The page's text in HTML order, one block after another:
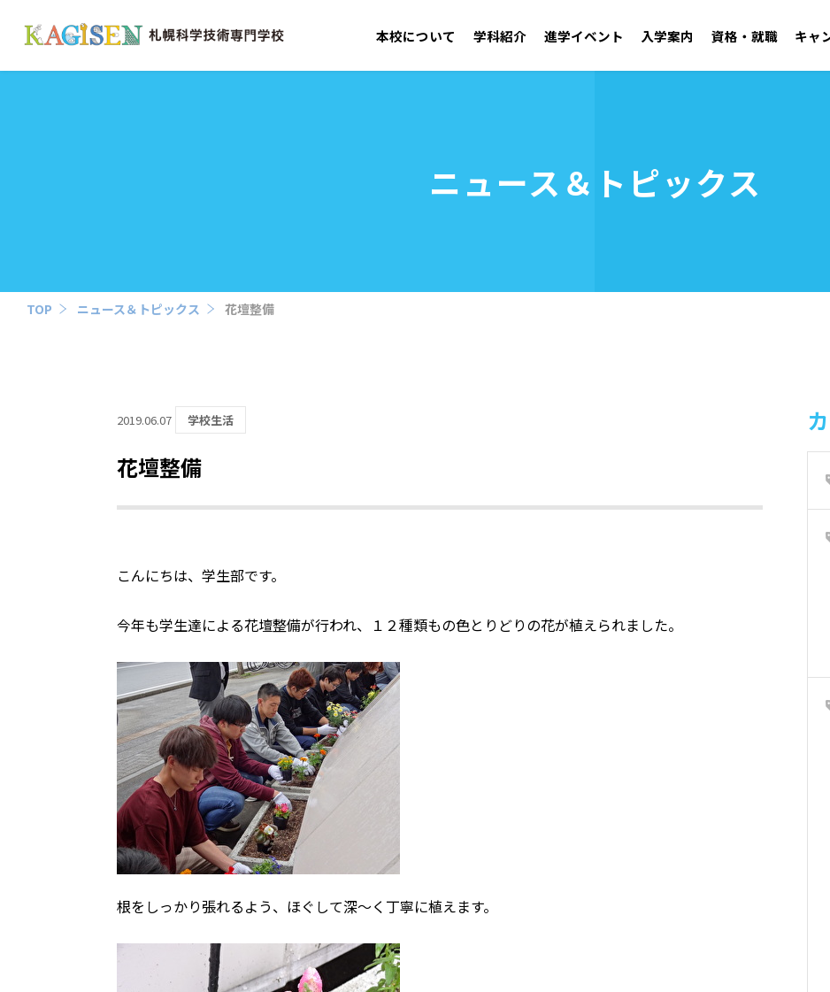
本校について 学科紹介 進学イベント 入学案内
アドミッションポリシー 募集要項
資格・就職
取得可能資格 就職実績 OB・OG紹介
キャ
学生支援センター 年間行事・クラブ活動
ニュース＆トピックス
TOP ニュース＆トピックス 花壇整備
2019.06.07 学校生活
花壇整備
こんにちは、学生部です。
今年も学生達による花壇整備が行われ、１２種類もの色とりどりの花が植えられました。
根をしっかり張れるよう、ほぐして深～く丁寧に植えます。